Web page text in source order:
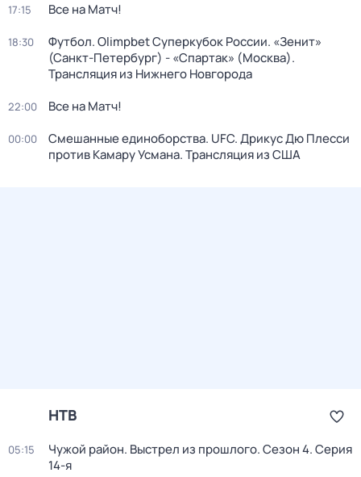
17:15 Все на Матч!
18:30
Футбол. Olimpbet Суперкубок России. «Зенит»
(Санкт-Петербург) - «Спартак» (Москва).
Трансляция из Нижнего Новгорода
22:00 Все на Матч!
00:00
Смешанные единоборства. UFC. Дрикус Дю Плесси
против Камару Усмана. Трансляция из США
НТВ
05:15 Чужой район. Выстрел из прошлого. Сезон 4. Серия
14-я